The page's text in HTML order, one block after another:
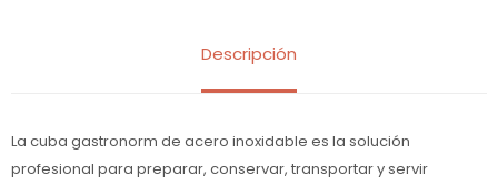
Descripción
La cuba gastronorm de acero inoxidable es la solución
profesional para preparar, conservar, transportar y servir